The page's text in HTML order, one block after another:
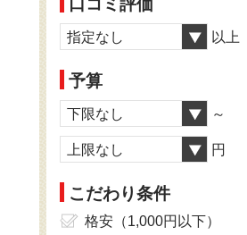
口コミ評価
指定なし 以上
予算
下限なし ～
上限なし 円
こだわり条件
格安（1,000円以下）